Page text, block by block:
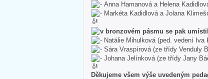
- Anna Hamanová a Helena
- Markéta Kadidlová a Jolana
v bronzovém pásmu se pak
- Natálie Mihulková (ped. vedení Iva
- Sára Vraspírová (ze třídy Venduly
- Johana Jelínková (ze třídy Jany
Děkujeme všem výše uvedeným